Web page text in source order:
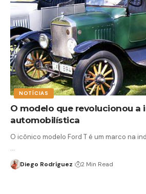
NOTÍCIAS
O modelo que revolucionou a
automobilística
O icônico modelo Ford T é um marco na
…
Diego Rodríguez 2 Min Read